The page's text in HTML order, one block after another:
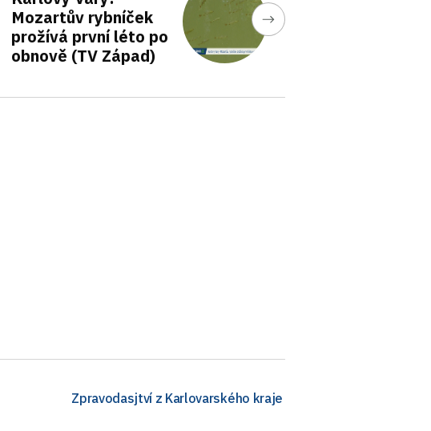
Mozartův rybníček
prožívá první léto po
obnově (TV Západ)
Zpravodasjtví z Karlovarského kraje